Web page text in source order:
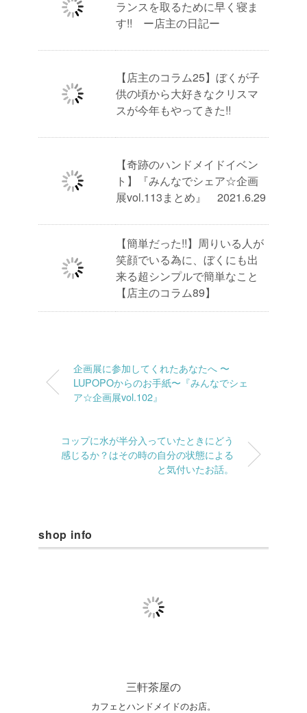
ランスを取るために早く寝ま
す!! ー店主の日記ー
【店主のコラム25】ぼくが子
供の頃から大好きなクリスマ
スが今年もやってきた!!
【奇跡のハンドメイドイベン
ト】『みんなでシェア☆企画
展vol.113まとめ』 2021.6.29
【簡単だった!!】周りいる人が
笑顔でいる為に、ぼくにも出
来る超シンプルで簡単なこと
【店主のコラム89】
企画展に参加してくれたあなたへ 〜
LUPOPOからのお手紙〜『みんなでシェ
ア☆企画展vol.102』
コップに水が半分入っていたときにどう
感じるか？はその時の自分の状態による
と気付いたお話。
shop info
三軒茶屋の
カフェとハンドメイドのお店。